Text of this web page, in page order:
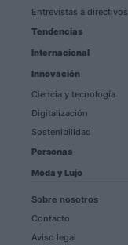
Entrevistas a directivos
Tendencias
Internacional
Innovación
Ciencia y tecnología
Digitalización
Sostenibilidad
Personas
Moda y Lujo
Sobre nosotros
Contacto
Aviso legal